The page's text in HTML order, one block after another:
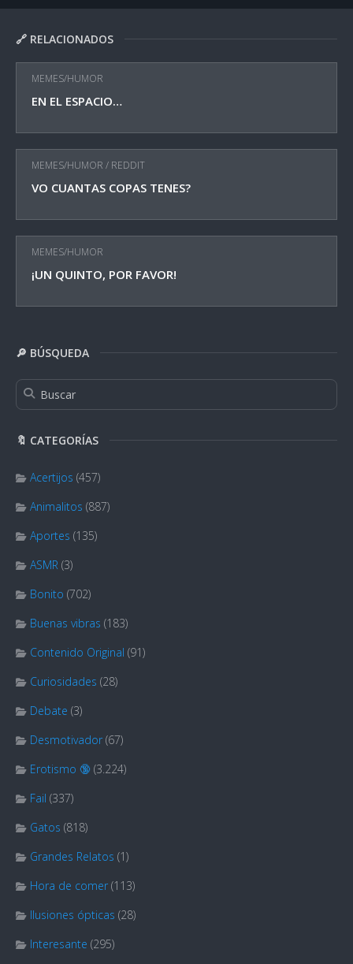
🔗 RELACIONADOS
MEMES/HUMOR
EN EL ESPACIO…
MEMES/HUMOR / REDDIT
VO CUANTAS COPAS TENES?
MEMES/HUMOR
¡UN QUINTO, POR FAVOR!
🔎 BÚSQUEDA
🔖 CATEGORÍAS
Acertijos (457)
Animalitos (887)
Aportes (135)
ASMR (3)
Bonito (702)
Buenas vibras (183)
Contenido Original (91)
Curiosidades (28)
Debate (3)
Desmotivador (67)
Erotismo 🔞 (3.224)
Fail (337)
Gatos (818)
Grandes Relatos (1)
Hora de comer (113)
Ilusiones ópticas (28)
Interesante (295)